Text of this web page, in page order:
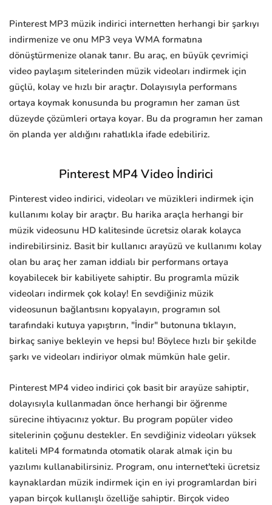
Pinterest MP3 müzik indirici internetten herhangi bir şarkıyı
indirmenize ve onu MP3 veya WMA formatına
dönüştürmenize olanak tanır. Bu araç, en büyük çevrimiçi
video paylaşım sitelerinden müzik videoları indirmek için
güçlü, kolay ve hızlı bir araçtır. Dolayısıyla performans
ortaya koymak konusunda bu programın her zaman üst
düzeyde çözümleri ortaya koyar. Bu da programın her zaman
ön planda yer aldığını rahatlıkla ifade edebiliriz.
Pinterest MP4 Video İndirici
Pinterest video indirici, videoları ve müzikleri indirmek için
kullanımı kolay bir araçtır. Bu harika araçla herhangi bir
müzik videosunu HD kalitesinde ücretsiz olarak kolayca
indirebilirsiniz. Basit bir kullanıcı arayüzü ve kullanımı kolay
olan bu araç her zaman iddialı bir performans ortaya
koyabilecek bir kabiliyete sahiptir. Bu programla müzik
videoları indirmek çok kolay! En sevdiğiniz müzik
videosunun bağlantısını kopyalayın, programın sol
tarafındaki kutuya yapıştırın, "İndir" butonuna tıklayın,
birkaç saniye bekleyin ve hepsi bu! Böylece hızlı bir şekilde
şarkı ve videoları indiriyor olmak mümkün hale gelir.
Pinterest MP4 video indirici çok basit bir arayüze sahiptir,
dolayısıyla kullanmadan önce herhangi bir öğrenme
sürecine ihtiyacınız yoktur. Bu program popüler video
sitelerinin çoğunu destekler. En sevdiğiniz videoları yüksek
kaliteli MP4 formatında otomatik olarak almak için bu
yazılımı kullanabilirsiniz. Program, onu internet'teki ücretsiz
kaynaklardan müzik indirmek için en iyi programlardan biri
yapan birçok kullanışlı özelliğe sahiptir. Birçok video